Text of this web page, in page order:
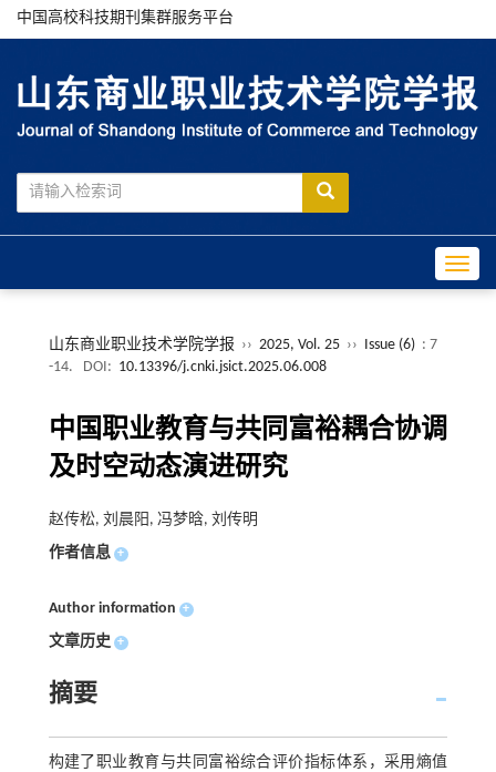
中国高校科技期刊集群服务平台
山东商业职业技术学院学报 ›› 2025, Vol. 25 ›› Issue (6) : 7
-14.
DOI: 10.13396/j.cnki.jsict.2025.06.008
中国职业教育与共同富裕耦合协调
及时空动态演进研究
赵传松, 刘晨阳, 冯梦晗, 刘传明
作者信息 +
Author information +
文章历史 +
摘要
构建了职业教育与共同富裕综合评价指标体系，采用熵值